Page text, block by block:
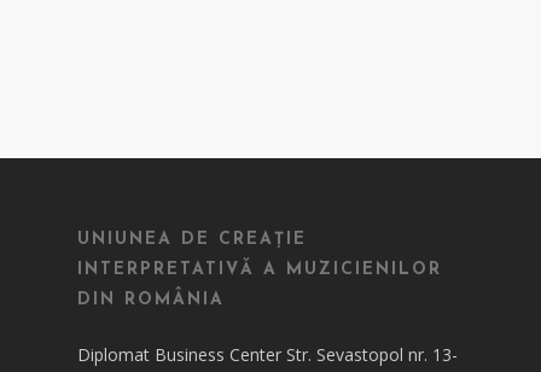
UNIUNEA DE CREAȚIE
INTERPRETATIVĂ A MUZICIENILOR
DIN ROMÂNIA
Diplomat Business Center Str. Sevastopol nr. 13-